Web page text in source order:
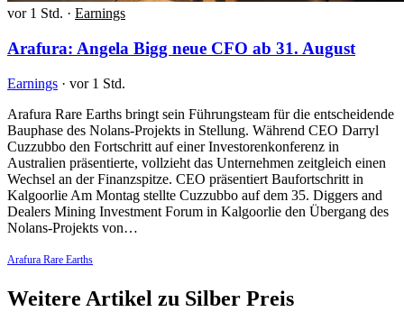
vor 1 Std. · Earnings
Arafura: Angela Bigg neue CFO ab 31. August
Earnings · vor 1 Std.
Arafura Rare Earths bringt sein Führungsteam für die entscheidende
Bauphase des Nolans-Projekts in Stellung. Während CEO Darryl
Cuzzubbo den Fortschritt auf einer Investorenkonferenz in
Australien präsentierte, vollzieht das Unternehmen zeitgleich einen
Wechsel an der Finanzspitze. CEO präsentiert Baufortschritt in
Kalgoorlie Am Montag stellte Cuzzubbo auf dem 35. Diggers and
Dealers Mining Investment Forum in Kalgoorlie den Übergang des
Nolans-Projekts von…
Arafura Rare Earths
Weitere Artikel zu Silber Preis